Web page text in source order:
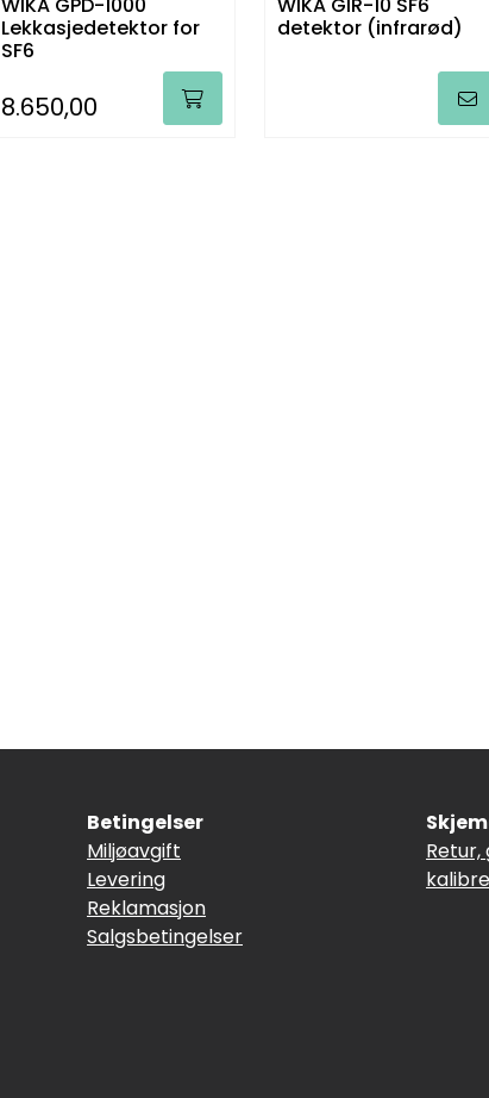
Lekkasjedetektor for
SF6
8.650,00
detektor (infrarød)
Betingelser
Miljøavgift
Levering
Reklamasjon
Salgsbetingelser